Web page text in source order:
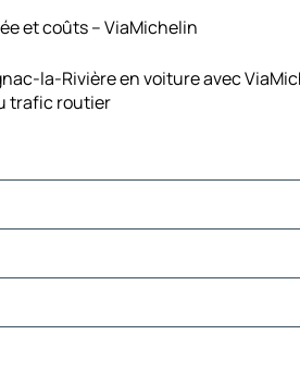
et coûts – ViaMichelin
la-Rivière en voiture avec
trafic routier